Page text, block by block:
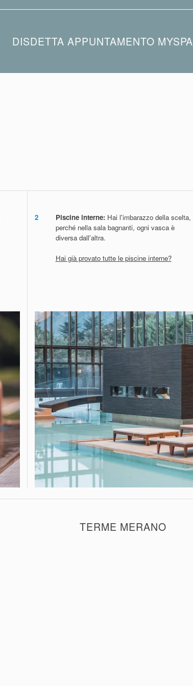
DISDETTA APPUNTAMENTO MYSPA
2 Piscine interne:Hai l'imbarazzo della scelta,
perché nella sala bagnanti, ogni vasca è
diversa dall'altra.
Hai già provato tutte le piscine interne?
TERME MERANO